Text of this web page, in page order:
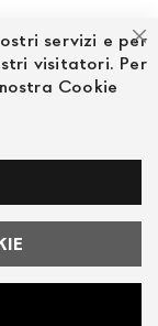
servizi e per
visitatori. Per
Cookie